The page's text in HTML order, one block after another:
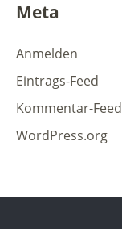
Meta
Anmelden
Eintrags-Feed
Kommentar-Feed
WordPress.org